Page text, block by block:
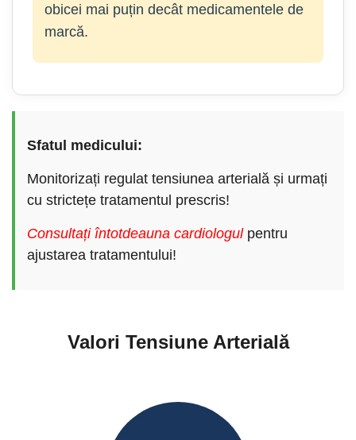
obicei mai puțin decât medicamentele de
marcă.
Sfatul medicului:
Monitorizați regulat tensiunea arterială și urmați
cu strictețe tratamentul prescris!
Consultați întotdeauna cardiologulpentru
ajustarea tratamentului!
Valori Tensiune Arterială